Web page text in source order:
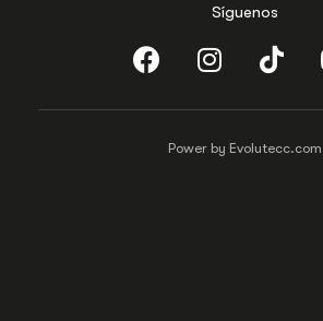
Síguenos
Power by Evolutecc.com